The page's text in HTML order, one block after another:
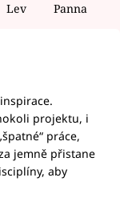
Lev Panna
projektu, i
práce,
jemně přistane
aby